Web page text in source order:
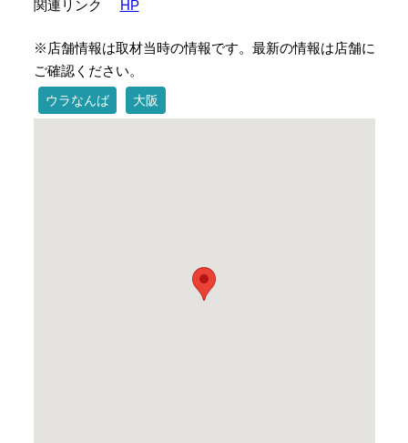
関連リンク HP
※店舗情報は取材当時の情報です。最新の情報は店舗に
ご確認ください。
ウラなんば 大阪